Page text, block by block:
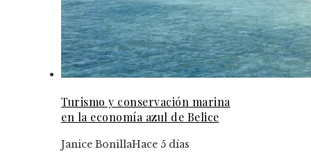
Turismo y conservación marina
en la economía azul de Belice
Janice BonillaHace 5 días